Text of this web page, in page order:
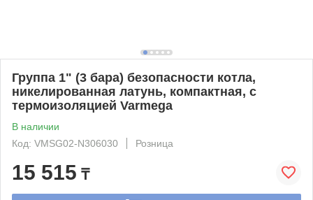
Группа 1" (3 бара) безопасности котла,
никелированная латунь, компактная, с
термоизоляцией Varmega
В наличии
Код: VMSG02-N306030
Розница
15 515 ₸